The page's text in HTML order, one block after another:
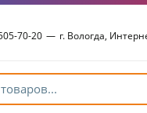
70-20 — г. Вологда,
15-98